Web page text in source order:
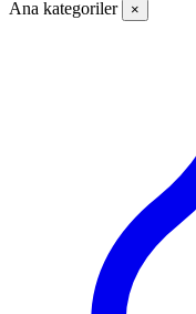
Ana kategoriler ×